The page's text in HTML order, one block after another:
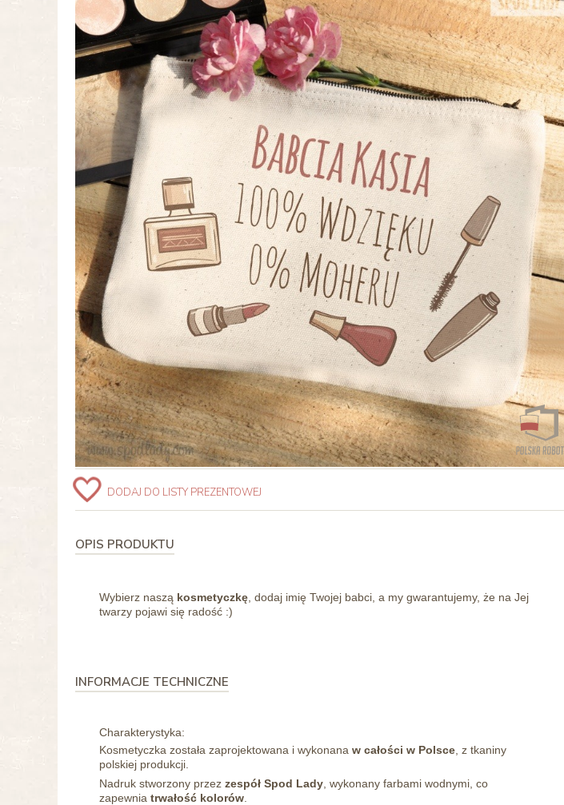
DODAJ DO LISTY PREZENTOWEJ
OPIS PRODUKTU
Wybierz naszą kosmetyczkę , dodaj imię Twojej babci, a my gwarantujemy, że na Jej
twarzy pojawi się radość :)
INFORMACJE TECHNICZNE
Charakterystyka:
Kosmetyczka została zaprojektowana i wykonana w całości w Polsce , z tkaniny
polskiej produkcji.
Nadruk stworzony przez zespół Spod Lady , wykonany farbami wodnymi, co
zapewnia trwałość kolorów